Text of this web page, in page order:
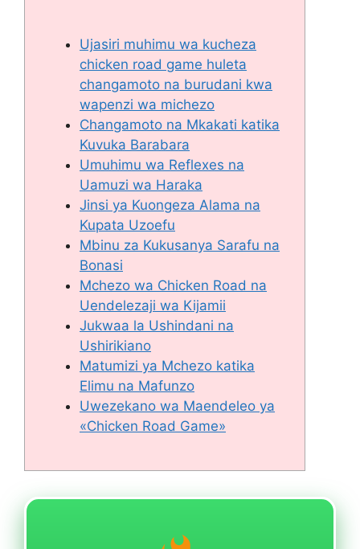
Ujasiri muhimu wa kucheza
chicken road game huleta
changamoto na burudani kwa
wapenzi wa michezo
Changamoto na Mkakati katika
Kuvuka Barabara
Umuhimu wa Reflexes na
Uamuzi wa Haraka
Jinsi ya Kuongeza Alama na
Kupata Uzoefu
Mbinu za Kukusanya Sarafu na
Bonasi
Mchezo wa Chicken Road na
Uendelezaji wa Kijamii
Jukwaa la Ushindani na
Ushirikiano
Matumizi ya Mchezo katika
Elimu na Mafunzo
Uwezekano wa Maendeleo ya
«Chicken Road Game»